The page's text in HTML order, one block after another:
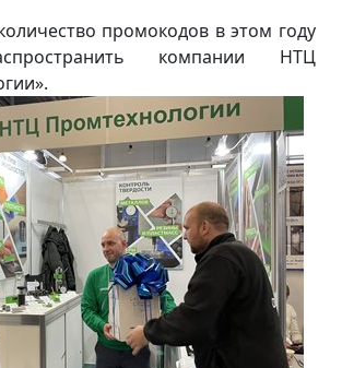
промокодов в этом году
компании НТЦ